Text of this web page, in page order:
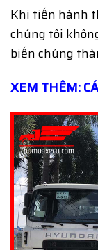
Khi tiến hành
chúng tôi
biến chúng
XEM THÊM: